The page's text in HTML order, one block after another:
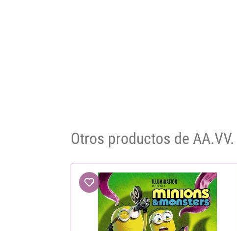
Otros productos de AA.VV.